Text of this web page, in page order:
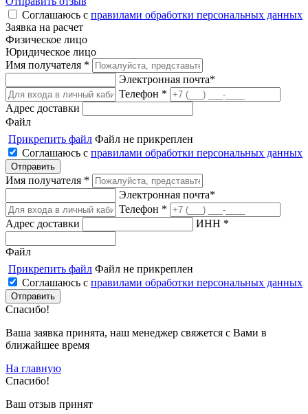
Соглашаюсь с правилами обработки персональных данных
Заявка на расчет
Физическое лицо
Юридическое лицо
Имя получателя *
Электронная почта*
Телефон *
Адрес доставки
Файл
Прикрепить файл Файл не прикреплен
Соглашаюсь с правилами обработки персональных данных
Имя получателя *
Электронная почта*
Телефон *
Адрес доставки
ИНН *
Файл
Прикрепить файл Файл не прикреплен
Соглашаюсь с правилами обработки персональных данных
Спасибо!
Ваша заявка принята, наш менеджер свяжется с Вами в
ближайшее время
На главную
Спасибо!
Ваш отзыв принят